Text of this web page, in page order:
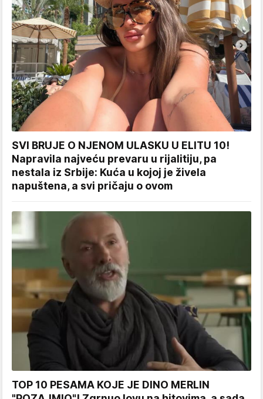
SVI BRUJE O NJENOM ULASKU U ELITU 10!
Napravila najveću prevaru u rijalitiju, pa
nestala iz Srbije: Kuća u kojoj je živela
napuštena, a svi pričaju o ovom
TOP 10 PESAMA KOJE JE DINO MERLIN